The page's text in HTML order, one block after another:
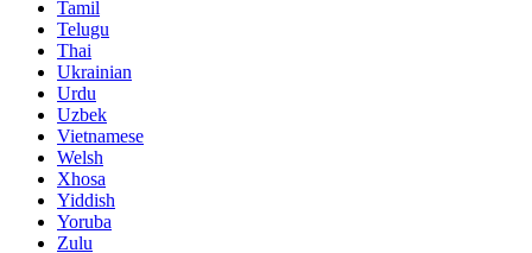
Tamil
Telugu
Thai
Ukrainian
Urdu
Uzbek
Vietnamese
Welsh
Xhosa
Yiddish
Yoruba
Zulu